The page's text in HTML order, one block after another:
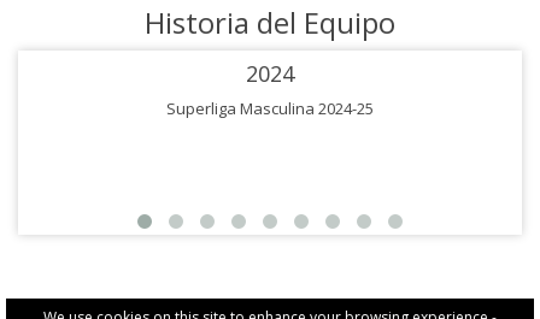
Historia del Equipo
2024
Superliga Masculina 2024-25